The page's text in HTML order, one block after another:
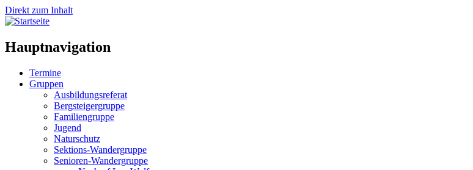
Direkt zum Inhalt
Hauptnavigation
Termine
Gruppen
Ausbildungsreferat
Bergsteigergruppe
Familiengruppe
Jugend
Naturschutz
Sektions-Wandergruppe
Senioren-Wandergruppe